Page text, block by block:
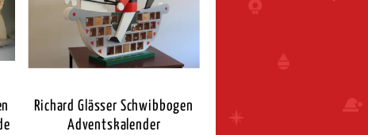
Richard Glässer Schwibbogen
Adventskalender